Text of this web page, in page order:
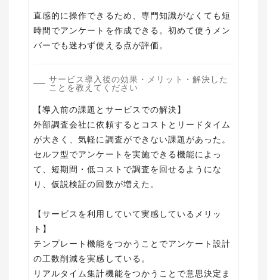
直感的に操作できるため、専門知識がなくても短
時間でアンケートを作成できる。初めて使うメン
バーでも迷わず使える点が評価。
サービス導入後の効果・メリット・解決した
ことを教えてください
【導入前の課題とサービスでの解決】
外部調査会社に依頼するとコストとリードタイム
が大きく、気軽に調査ができない課題があった。
セルフ型でアンケートを実施できる機能によっ
て、短期間・低コストで調査を回せるようにな
り、仮説検証の回数が増えた。
【サービスを利用していて実感しているメリッ
ト】
テンプレート機能をつかうことでアンケート設計
の工数削減を実感している。
リアルタイム集計機能をつかうことで意思決定ま